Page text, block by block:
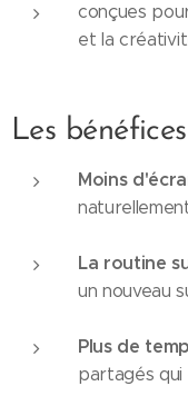
conçues
et la
Les
Moins
La routine
un nouveau
Plus de
partagés qui